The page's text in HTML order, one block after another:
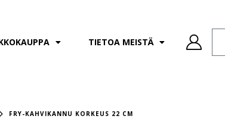
TIETOA MEISTÄ
FRY-KAHVIKANNU KORKEUS 22 CM